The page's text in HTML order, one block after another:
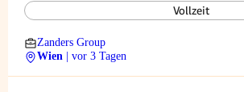
Vollzeit
Zanders Group
Wien
| vor 3 Tagen